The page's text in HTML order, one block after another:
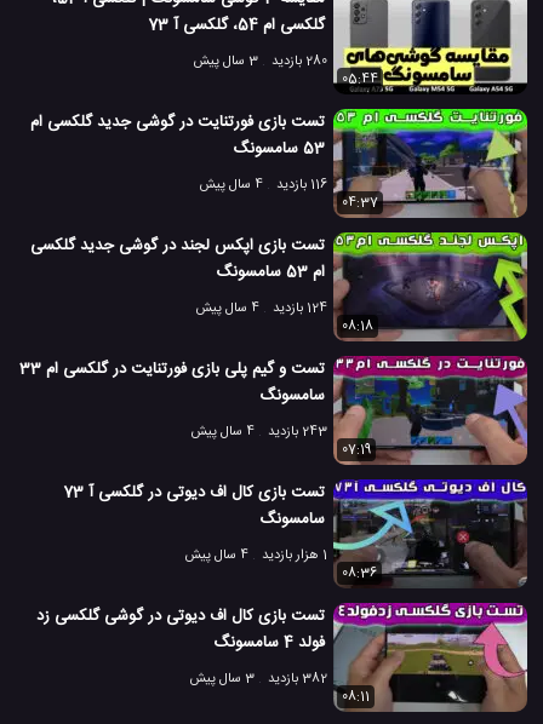
گلکسی ام 54، گلکسی آ 73
280 بازدید
3 سال پیش
05:44
تست بازی فورتنایت در گوشی جدید گلکسی ام
53 سامسونگ
116 بازدید
4 سال پیش
04:37
تست بازی اپکس لجند در گوشی جدید گلکسی
ام 53 سامسونگ
124 بازدید
4 سال پیش
08:18
تست و گیم پلی بازی فورتنایت در گلکسی ام 33
سامسونگ
243 بازدید
4 سال پیش
07:19
تست بازی کال اف دیوتی در گلکسی آ 73
سامسونگ
1 هزار بازدید
4 سال پیش
08:36
تست بازی کال اف دیوتی در گوشی گلکسی زد
فولد 4 سامسونگ
382 بازدید
3 سال پیش
08:11